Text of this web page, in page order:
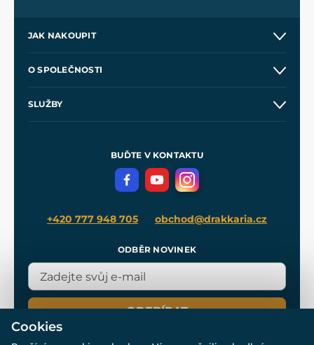
JAK NAKOUPIT
Velkoobchod
O SPOLEČNOSTI
SLUŽBY
Meče pro Kingdom Come
BUĎTE V KONTAKTU
+420 777 948 705 obchod@drakkaria.cz
ODBĚR NOVINEK
ODEBÍRAT
Cookies